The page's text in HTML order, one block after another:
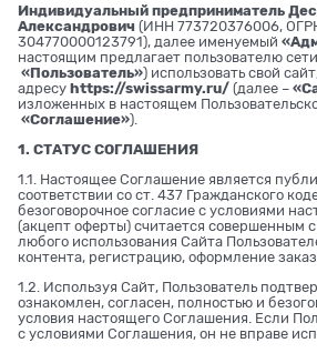
Индивидуальный предприниматель
Александрович (ИНН 773720376006,
304770000123791), далее именуемый
настоящим предлагает пользователю
«Пользователь») использовать свой
адресу https://swissarmy.ru/ (далее –
изложенных в настоящем
«Соглашение»).
1. СТАТУС СОГЛАШЕНИЯ
1.1. Настоящее Соглашение является
соответствии со ст. 437 Гражданского
безоговорочное согласие с условиями
(акцепт оферты) считается совершенным
любого использования Сайта
контента, регистрацию, оформление
1.2. Используя Сайт, Пользователь
ознакомлен, согласен, полностью и
условия настоящего Соглашения. Если
с условиями Соглашения, он не вправе